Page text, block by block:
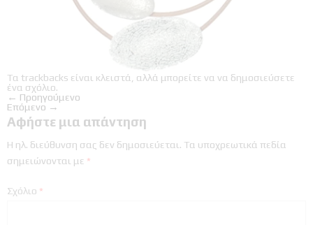
Τα trackbacks είναι κλειστά, αλλά μπορείτε να να δημοσιεύσετε
ένα σχόλιο.
← Προηγούμενο
Επόμενο →
Αφήστε μια απάντηση
Η ηλ. διεύθυνση σας δεν δημοσιεύεται. Τα υποχρεωτικά πεδία
σημειώνονται με *
Σχόλιο *